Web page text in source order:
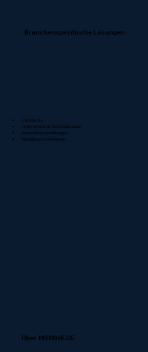
Branchenspezifische Lösungen
Über MSM365.DE
Zahnärzte
Heilpraktiker & Naturheilpraxen
Immobilienverwaltungen
Metallbauunternehmen